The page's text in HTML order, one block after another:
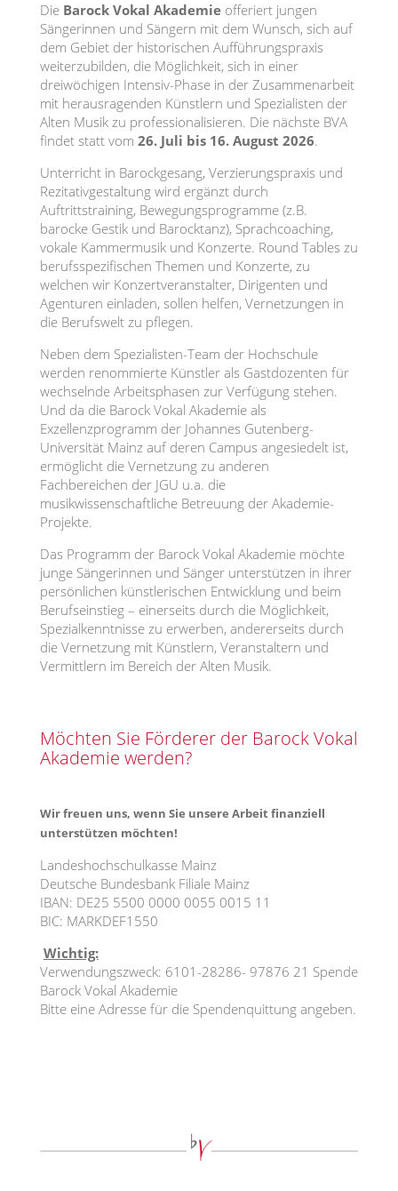
Die Barock Vokal Akademieofferiert jungen
Sängerinnen und Sängern mit dem Wunsch, sich auf
dem Gebiet der historischen Aufführungspraxis
weiterzubilden, die Möglichkeit, sich in einer
dreiwöchigen Intensiv-Phase in der Zusammenarbeit
mit herausragenden Künstlern und Spezialisten der
Alten Musik zu professionalisieren. Die nächste BVA
findet statt vom 26. Juli bis 16. August 2026.
Unterricht in Barockgesang, Verzierungspraxis und
Rezitativgestaltung wird ergänzt durch
Auftrittstraining, Bewegungsprogramme (z.B.
barocke Gestik und Barocktanz), Sprachcoaching,
vokale Kammermusik und Konzerte. Round Tables zu
berufsspezifischen Themen und Konzerte, zu
welchen wir Konzertveranstalter, Dirigenten und
Agenturen einladen, sollen helfen, Vernetzungen in
die Berufswelt zu pflegen.
Neben dem Spezialisten-Team der Hochschule
werden renommierte Künstler als Gastdozenten für
wechselnde Arbeitsphasen zur Verfügung stehen.
Und da die Barock Vokal Akademie als
Exzellenzprogramm der Johannes Gutenberg-
Universität Mainz auf deren Campus angesiedelt ist,
ermöglicht die Vernetzung zu anderen
Fachbereichen der JGU u.a. die
musikwissenschaftliche Betreuung der Akademie-
Projekte.
Das Programm der Barock Vokal Akademie möchte
junge Sängerinnen und Sänger unterstützen in ihrer
persönlichen künstlerischen Entwicklung und beim
Berufseinstieg – einerseits durch die Möglichkeit,
Spezialkenntnisse zu erwerben, andererseits durch
die Vernetzung mit Künstlern, Veranstaltern und
Vermittlern im Bereich der Alten Musik.
Möchten Sie Förderer der Barock Vokal
Akademie werden?
Wir freuen uns, wenn Sie unsere Arbeit finanziell
unterstützen möchten!
Landeshochschulkasse Mainz
Deutsche Bundesbank Filiale Mainz
IBAN: DE25 5500 0000 0055 0015 11
BIC: MARKDEF1550
Wichtig:
Verwendungszweck: 6101-28286- 97876 21 Spende
Barock Vokal Akademie
Bitte eine Adresse für die Spendenquittung angeben.